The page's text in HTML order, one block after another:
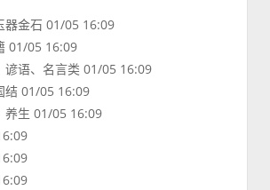
器金石 01/05 16:09
01/05 16:09
谚语、名言类 01/05 16:09
结 01/05 16:09
养生 01/05 16:09